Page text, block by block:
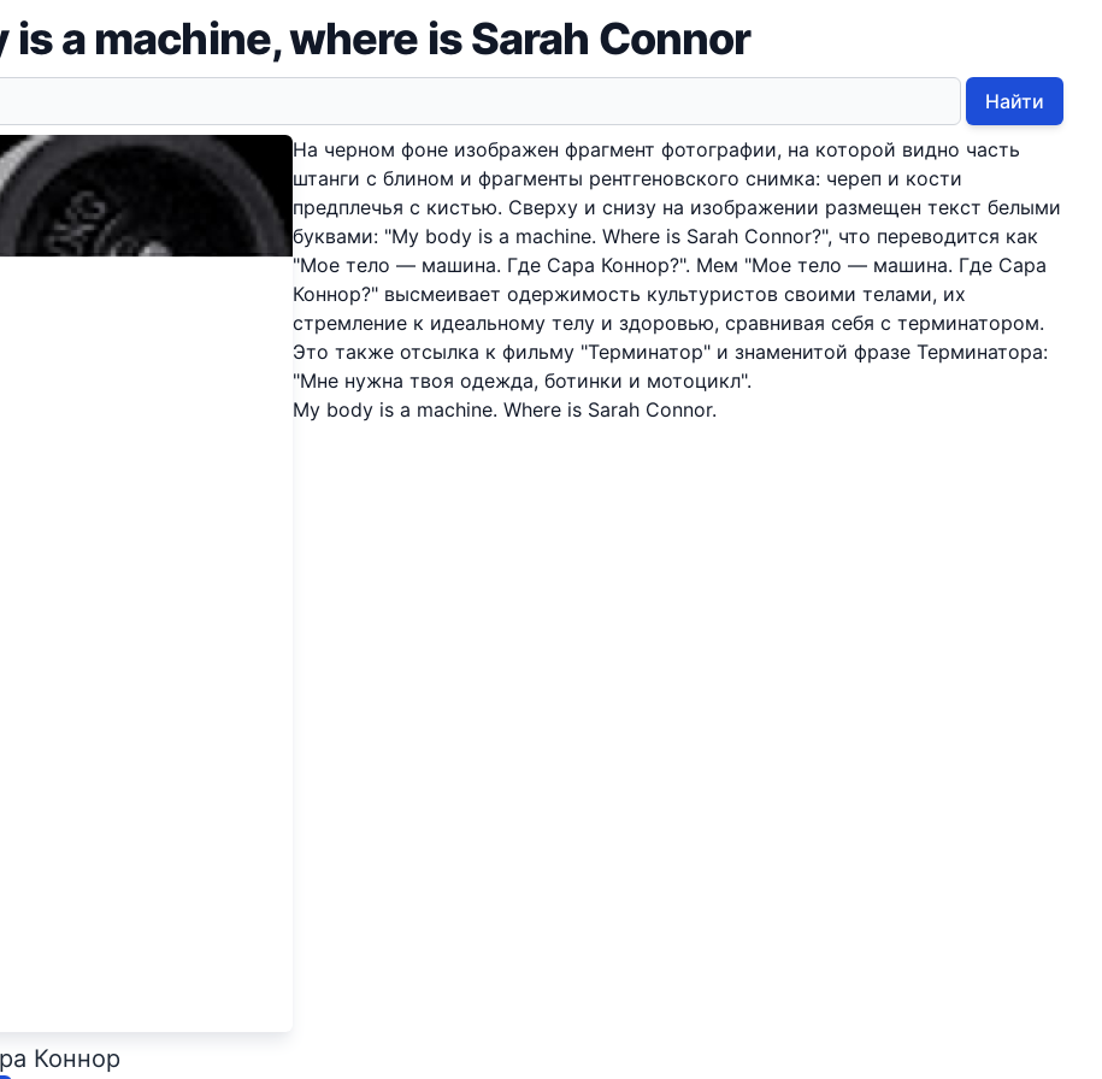
is a machine, where is Sarah Connor
Найти
Коннор
На черном фоне изображен фрагмент фотографии, на которой видно часть
штанги с блином и фрагменты рентгеновского снимка: череп и кости
предплечья с кистью. Сверху и снизу на изображении размещен текст белыми
буквами: "My body is a machine. Where is Sarah Connor?", что переводится как
"Мое тело — машина. Где Сара Коннор?". Мем "Мое тело — машина. Где Сара
Коннор?" высмеивает одержимость культуристов своими телами, их
стремление к идеальному телу и здоровью, сравнивая себя с терминатором.
Это также отсылка к фильму "Терминатор" и знаменитой фразе Терминатора:
"Мне нужна твоя одежда, ботинки и мотоцикл".
My body is a machine. Where is Sarah Connor.